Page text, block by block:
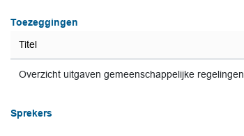
Toezeggingen
Titel
Overzicht uitgaven gemeenschappelijke regelingen
Sprekers